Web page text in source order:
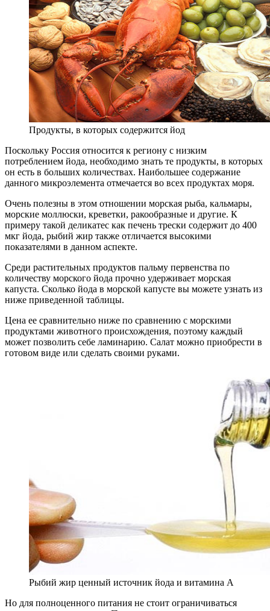
Продукты, в которых содержится йод
Поскольку Россия относится к региону с низким
потреблением йода, необходимо знать те продукты, в которых
он есть в больших количествах. Наибольшее содержание
данного микроэлемента отмечается во всех продуктах моря.
Очень полезны в этом отношении морская рыба, кальмары,
морские моллюски, креветки, ракообразные и другие. К
примеру такой деликатес как печень трески содержит до 400
мкг йода, рыбий жир также отличается высокими
показателями в данном аспекте.
Среди растительных продуктов пальму первенства по
количеству морского йода прочно удерживает морская
капуста. Сколько йода в морской капусте вы можете узнать из
ниже приведенной таблицы.
Цена ее сравнительно ниже по сравнению с морскими
продуктами животного происхождения, поэтому каждый
может позволить себе ламинарию. Салат можно приобрести в
готовом виде или сделать своими руками.
Рыбий жир ценный источник йода и витамина А
Но для полноценного питания не стоит ограничиваться